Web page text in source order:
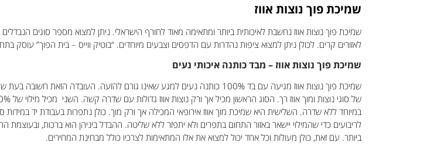
שמיכת פוך נוצות אווז
שמיכת פוך נוצות אווז נחשבת לאיכותית ביותר ומתאימה מאוד לחורף הישראלי. ניתן למצוא מספר סוגים
לאזורים קרים. לכולן ניתן למצוא ציפות נהדרות עם הדפסים וצבעים מיוחדים. “בוטיק ווייס – בית הפוך” עוסק
שמיכת פוך נוצות אווז – מבד כותנה איכותי נעים
שמיכת פוך נוצות אווז מגיעה עם בד 100% כותנה נעים למגע שאינו גורם להזעה.
במיוחד ללא שדרה. השלישית היא שמיכת מוך אווז אירופאי המכילה אך ורק מוך. כולן נתפרות בעבודת יד
לריבועים כדי שהמילוי יישאר באזור התחום בתפרים ולא יתפזר ללא שליטה. ההבדל ביניהן הוא ברכות,
ביותר. עם זאת, כולן מעולות וכל אחד יכול למצוא את אלו המתאימות לצרכיו כולל מבחינת המחירים.